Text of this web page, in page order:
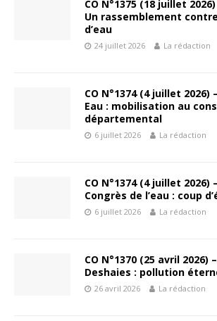
CO N°1375 (18 juillet
Un rassemblement
d’eau
24 juillet 2026 La rédaction
CO N°1374 (4 juillet 2026)
Eau : mobilisation au
départemental
6 juillet 2026 La rédaction
CO N°1374 (4 juillet 2026)
Congrès de l’eau : coup
6 juillet 2026 La rédaction
CO N°1370 (25 avril 2026)
Deshaies : pollution
26 avril 2026 La rédaction